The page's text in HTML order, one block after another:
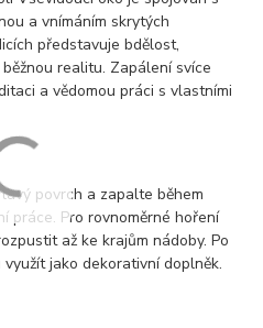
a vnímáním skrytých
představuje bdělost,
realitu. Zapálení svíce
a vědomou práci s vlastními
povrch a zapalte během
práce. Pro rovnoměrné hoření
až ke krajům nádoby. Po
jako dekorativní doplněk.